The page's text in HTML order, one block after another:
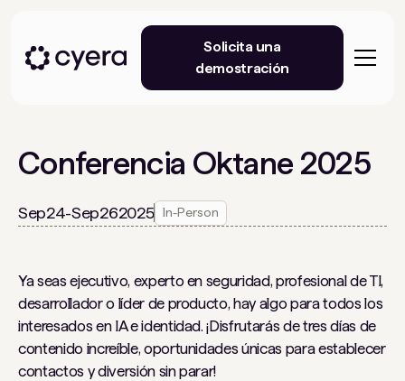
Solicita una
demostración
Conferencia Oktane 2025
Sep24-Sep262025 In-Person
Ya seas ejecutivo, experto en seguridad, profesional de TI,
desarrollador o líder de producto, hay algo para todos los
interesados ​​en IA e identidad. ¡Disfrutarás de tres días de
contenido increíble, oportunidades únicas para establecer
contactos y diversión sin parar!